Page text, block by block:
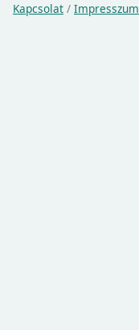
Kapcsolat / Impresszum